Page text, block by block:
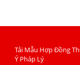
Tải Mẫu Hợp Đồng
Ý Pháp Lý